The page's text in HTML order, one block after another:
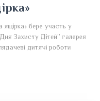
ящірка» бере участь у
Захисту Дітей” галерея
дитячі роботи